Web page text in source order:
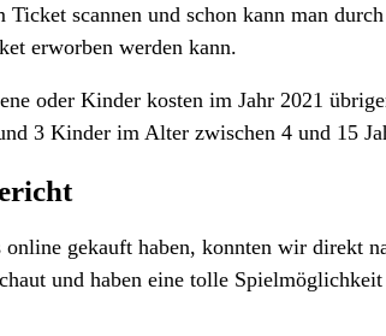
scannen und schon kann man
erworben werden kann.
oder Kinder kosten im Jahr 2021
3 Kinder im Alter zwischen 4 und 15
gekauft haben, konnten wir direkt
und haben eine tolle